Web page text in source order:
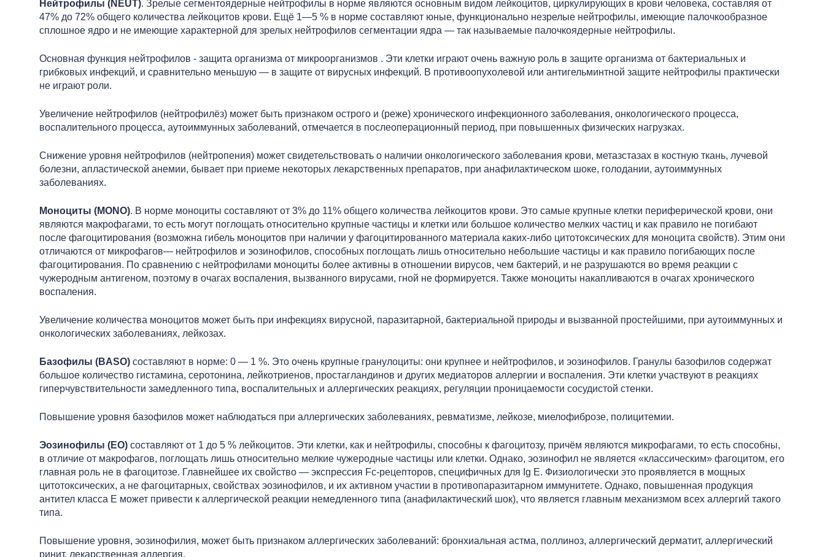
Нейтрофилы (NEUT). Зрелые сегментоядерные нейтрофилы в норме являются основным видом лейкоцитов, циркулирующих в крови человека, составляя от
47% до 72% общего количества лейкоцитов крови. Ещё 1—5 % в норме составляют юные, функционально незрелые нейтрофилы, имеющие палочкообразное
сплошное ядро и не имеющие характерной для зрелых нейтрофилов сегментации ядра — так называемые палочкоядерные нейтрофилы.
Основная функция нейтрофилов - защита организма от микроорганизмов . Эти клетки играют очень важную роль в защите организма от бактериальных и
грибковых инфекций, и сравнительно меньшую — в защите от вирусных инфекций. В противоопухолевой или антигельминтной защите нейтрофилы практически
не играют роли.
Увеличение нейтрофилов (нейтрофилёз) может быть признаком острого и (реже) хронического инфекционного заболевания, онкологического процесса,
воспалительного процесса, аутоиммунных заболеваний, отмечается в послеоперационный период, при повышенных физических нагрузках.
Снижение уровня нейтрофилов (нейтропения) может свидетельствовать о наличии онкологического заболевания крови, метазстазах в костную ткань, лучевой
болезни, апластической анемии, бывает при приеме некоторых лекарственных препаратов, при анафилактическом шоке, голодании, аутоиммунных
заболеваниях.
Моноциты (MONO). В норме моноциты составляют от 3% до 11% общего количества лейкоцитов крови. Это самые крупные клетки периферической крови, они
являются макрофагами, то есть могут поглощать относительно крупные частицы и клетки или большое количество мелких частиц и как правило не погибают
после фагоцитирования (возможна гибель моноцитов при наличии у фагоцитированного материала каких-либо цитотоксических для моноцита свойств). Этим они
отличаются от микрофагов— нейтрофилов и эозинофилов, способных поглощать лишь относительно небольшие частицы и как правило погибающих после
фагоцитирования. По сравнению с нейтрофилами моноциты более активны в отношении вирусов, чем бактерий, и не разрушаются во время реакции с
чужеродным антигеном, поэтому в очагах воспаления, вызванного вирусами, гной не формируется. Также моноциты накапливаются в очагах хронического
воспаления.
Увеличение количества моноцитов может быть при инфекциях вирусной, паразитарной, бактериальной природы и вызванной простейшими, при аутоиммунных и
онкологических заболеваниях, лейкозах.
Базофилы (BASO) составляют в норме: 0 — 1 %. Это очень крупные гранулоциты: они крупнее и нейтрофилов, и эозинофилов. Гранулы базофилов содержат
большое количество гистамина, серотонина, лейкотриенов, простагландинов и других медиаторов аллергии и воспаления. Эти клетки участвуют в реакциях
гиперчувствительности замедленного типа, воспалительных и аллергических реакциях, регуляции проницаемости сосудистой стенки.
Повышение уровня базофилов может наблюдаться при аллергических заболеваниях, ревматизме, лейкозе, миелофиброзе, полицитемии.
Эозинофилы (EO) составляют от 1 до 5 % лейкоцитов. Эти клетки, как и нейтрофилы, способны к фагоцитозу, причём являются микрофагами, то есть способны,
в отличие от макрофагов, поглощать лишь относительно мелкие чужеродные частицы или клетки. Однако, эозинофил не является «классическим» фагоцитом, его
главная роль не в фагоцитозе. Главнейшее их свойство — экспрессия Fc-рецепторов, специфичных для Ig E. Физиологически это проявляется в мощных
цитотоксических, а не фагоцитарных, свойствах эозинофилов, и их активном участии в противопаразитарном иммунитете. Однако, повышенная продукция
антител класса E может привести к аллергической реакции немедленного типа (анафилактический шок), что является главным механизмом всех аллергий такого
типа.
Повышение уровня, эозинофилия, может быть признаком аллергических заболеваний: бронхиальная астма, поллиноз, аллергический дерматит, аллергический
ринит, лекарственная аллергия.